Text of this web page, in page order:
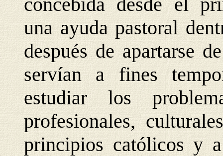
una ayuda pastoral
después de apartarse
servían a fines
estudiar los
profesionales,
principios católicos y